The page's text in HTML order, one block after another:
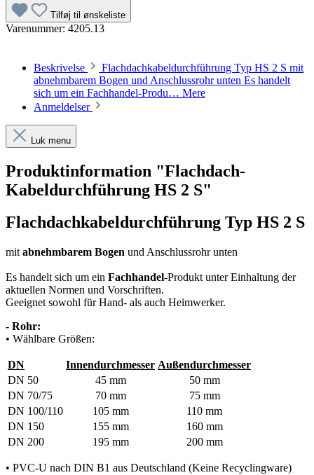
Tilføj til ønskeliste
Varenummer: 4205.13
Beskrivelse
Flachdachkabeldurchführung Typ HS 2 S mit
abnehmbarem Bogen und Anschlussrohr unten Es handelt
sich um ein Fachhandel-Produ… Mere
Anmeldelser
Luk menu
Produktinformation "Flachdach-
Kabeldurchführung HS 2 S"
Flachdachkabeldurchführung Typ HS 2 S
mit abnehmbarem Bogen und Anschlussrohr unten
Es handelt sich um ein Fachhandel-Produkt unter Einhaltung der
aktuellen Normen und Vorschriften.
Geeignet sowohl für Hand- als auch Heimwerker.
- Rohr:
• Wählbare Größen:
DN Innendurchmesser Außendurchmesser
DN 50
45 mm
50 mm
DN 70/75
70 mm
75 mm
DN 100/110
105 mm
110 mm
DN 150
155 mm
160 mm
DN 200
195 mm 200 mm
• PVC-U nach DIN B1 aus Deutschland (Keine Recyclingware)